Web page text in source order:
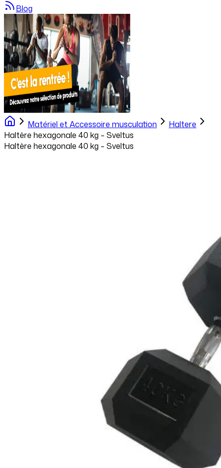
Blog
Matériel et Accessoire musculation
Haltere
Haltère hexagonale 40 kg – Sveltus
Haltère hexagonale 40 kg – Sveltus